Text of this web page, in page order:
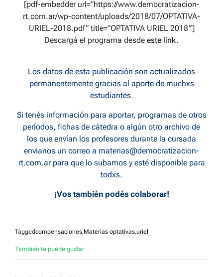
[pdf-embedder url=”https://www.democratizacion-
rt.com.ar/wp-content/uploads/2018/07/OPTATIVA-
URIEL-2018.pdf” title=”OPTATIVA URIEL 2018″]
Descargá el programa desde este link.
Los datos de esta publicación son actualizados
permanentemente gracias al aporte de muchxs
estudiantes.
Si tenés información para aportar, programas de otros
períodos, fichas de cátedra o algún otro archivo de
los que envían los profesores durante la cursada
envianos un correo a materias@democratizacion-
rt.com.arpara que lo subamos y esté disponible para
todxs.
¡Vos también podés colaborar!
Taggedcompensaciones,Materias optativas,uriel
También te puede gustar